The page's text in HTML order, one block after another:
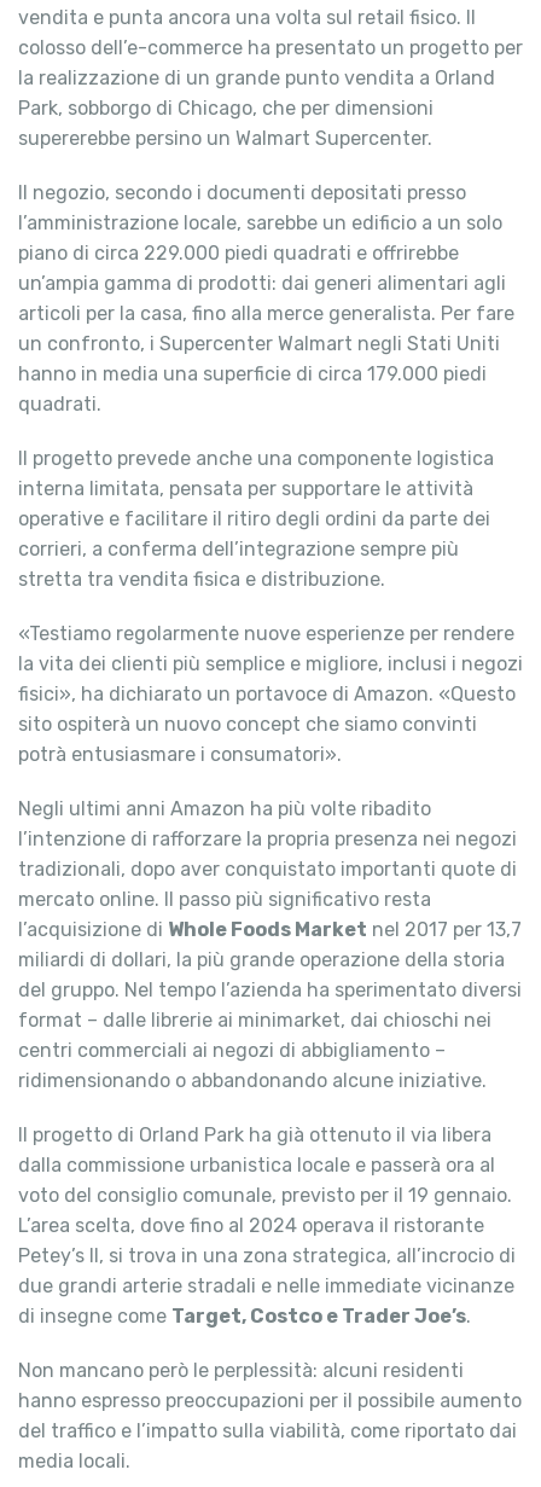
vendita e punta ancora una volta sul retail fisico. Il
colosso dell’e-commerce ha presentato un progetto per
la realizzazione di un grande punto vendita a Orland
Park, sobborgo di Chicago, che per dimensioni
supererebbe persino un Walmart Supercenter.
Il negozio, secondo i documenti depositati presso
l’amministrazione locale, sarebbe un edificio a un solo
piano di circa 229.000 piedi quadrati e offrirebbe
un’ampia gamma di prodotti: dai generi alimentari agli
articoli per la casa, fino alla merce generalista. Per fare
un confronto, i Supercenter Walmart negli Stati Uniti
hanno in media una superficie di circa 179.000 piedi
quadrati.
Il progetto prevede anche una componente logistica
interna limitata, pensata per supportare le attività
operative e facilitare il ritiro degli ordini da parte dei
corrieri, a conferma dell’integrazione sempre più
stretta tra vendita fisica e distribuzione.
«Testiamo regolarmente nuove esperienze per rendere
la vita dei clienti più semplice e migliore, inclusi i negozi
fisici», ha dichiarato un portavoce di Amazon. «Questo
sito ospiterà un nuovo concept che siamo convinti
potrà entusiasmare i consumatori».
Negli ultimi anni Amazon ha più volte ribadito
l’intenzione di rafforzare la propria presenza nei negozi
tradizionali, dopo aver conquistato importanti quote di
mercato online. Il passo più significativo resta
l’acquisizione di Whole Foods Market nel 2017 per 13,7
miliardi di dollari, la più grande operazione della storia
del gruppo. Nel tempo l’azienda ha sperimentato diversi
format – dalle librerie ai minimarket, dai chioschi nei
centri commerciali ai negozi di abbigliamento –
ridimensionando o abbandonando alcune iniziative.
Il progetto di Orland Park ha già ottenuto il via libera
dalla commissione urbanistica locale e passerà ora al
voto del consiglio comunale, previsto per il 19 gennaio.
L’area scelta, dove fino al 2024 operava il ristorante
Petey’s II, si trova in una zona strategica, all’incrocio di
due grandi arterie stradali e nelle immediate vicinanze
di insegne come Target, Costco e Trader Joe’s.
Non mancano però le perplessità: alcuni residenti
hanno espresso preoccupazioni per il possibile aumento
del traffico e l’impatto sulla viabilità, come riportato dai
media locali.